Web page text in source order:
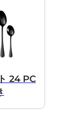
24 PC